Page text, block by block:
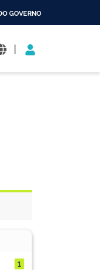
GOVERNO
|
1